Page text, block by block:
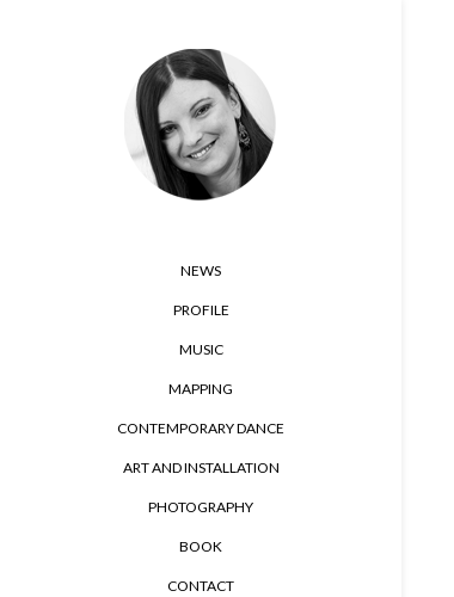
NEWS
PROFILE
MUSIC
MAPPING
CONTEMPORARY DANCE
ART AND INSTALLATION
PHOTOGRAPHY
BOOK
CONTACT